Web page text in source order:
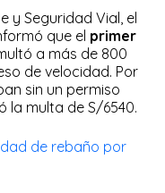
y Seguridad Vial, el
que el primer
a más de 800
de velocidad. Por
sin un permiso
la multa de S/6540.
de rebaño por